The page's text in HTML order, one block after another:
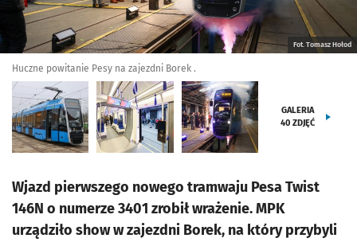
Fot. Tomasz Hołod
Huczne powitanie Pesy na zajezdni Borek .
GALERIA
40 ZDJĘĆ
Wjazd pierwszego nowego tramwaju Pesa Twist
146N o numerze 3401 zrobił wrażenie. MPK
urządziło show w zajezdni Borek, na który przybyli